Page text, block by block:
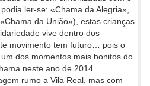
ler-se: «Chama da Alegria»,
da União»), estas crianças
vive dentro dos
movimento tem futuro… pois o
dos momentos mais bonitos do
neste ano de 2014.
rumo a Vila Real, mas com